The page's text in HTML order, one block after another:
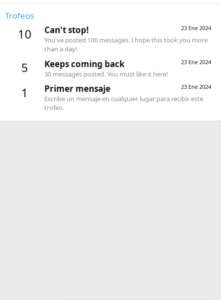
Trofeos
10 23 Ene 2024
Can't stop!
You've posted 100 messages. I hope this took you more
than a day!
5 23 Ene 2024
Keeps coming back
30 messages posted. You must like it here!
1 23 Ene 2024
Primer mensaje
Escribe un mensaje en cualquier lugar para recibir este
trofeo.